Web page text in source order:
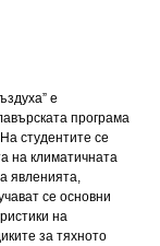
е
програма
студентите се
на климатичната
явленията,
се основни
на
за тяхното